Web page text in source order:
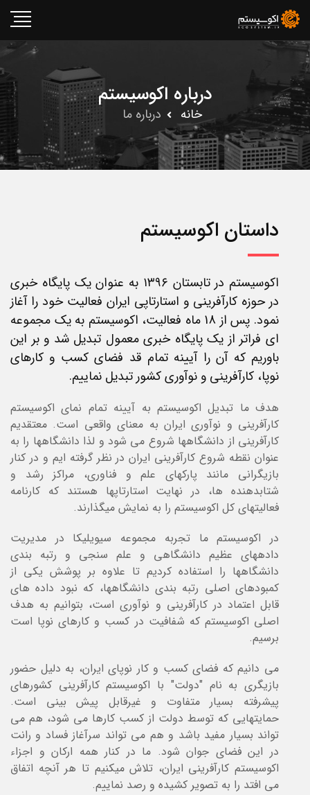
درباره اکوسیستم
خانه درباره ما
داستان اکوسیستم
اکوسیستم در تابستان ۱۳۹۶ به عنوان یک پایگاه خبری
در حوزه کارآفرینی و استارتاپی ایران فعالیت خود را آغاز
نمود. پس از 18 ماه فعالیت، اکوسیستم به یک مجموعه
ای فراتر از یک پایگاه خبری معمول تبدیل شد و بر این
باوریم که آن را آیینه تمام قد فضای کسب و کارهای
نوپا، کارآفرینی و نوآوری کشور تبدیل نماییم.
هدف ما تبدیل اکوسیستم به آیینه تمام نمای اکوسیستم
کارآفرینی و نوآوری ایران به معنای واقعی است. معتقدیم
کارآفرینی از دانشگاهها شروع می شود و لذا دانشگاهها را به
عنوان نقطه شروع کارآفرینی ایران در نظر گرفته ایم و در کنار
بازیگرانی مانند پارکهای علم و فناوری، مراکز رشد و
شتابدهنده ها، در نهایت استارتاپها هستند که کارنامه
فعالیتهای کل اکوسیستم را به نمایش میگذارند.
در اکوسیستم ما تجربه مجموعه سیویلیکا در مدیریت
دادههای عظیم دانشگاهی و علم سنجی و رتبه بندی
دانشگاهها را استفاده کردیم تا علاوه بر پوشش یکی از
کمبودهای اصلی رتبه بندی دانشگاهها، که نبود داده های
قابل اعتماد در کارآفرینی و نوآوری است، بتوانیم به هدف
اصلی اکوسیستم که شفافیت در کسب و کارهای نوپا است
برسیم.
می دانیم که فضای کسب و کار نوپای ایران، به دلیل حضور
بازیگری به نام "دولت" با اکوسیستم کارآفرینی کشورهای
پیشرفته بسیار متفاوت و غیرقابل پیش بینی است.
حمایتهایی که توسط دولت از کسب کارها می شود، هم می
تواند بسیار مفید باشد و هم می تواند سرآغاز فساد و رانت
در این فضای جوان شود. ما در کنار همه ارکان و اجزاء
اکوسیستم کارآفرینی ایران، تلاش میکنیم تا هر آنچه اتفاق
می افتد را به تصویر کشیده و رصد نماییم.